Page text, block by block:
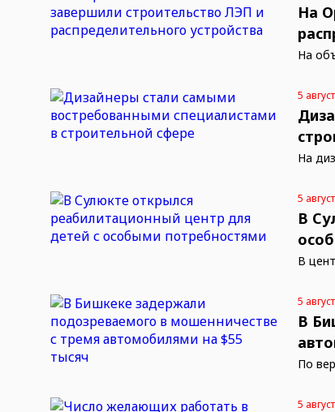
На
На
5
На
5
В
В
5
В
По
5